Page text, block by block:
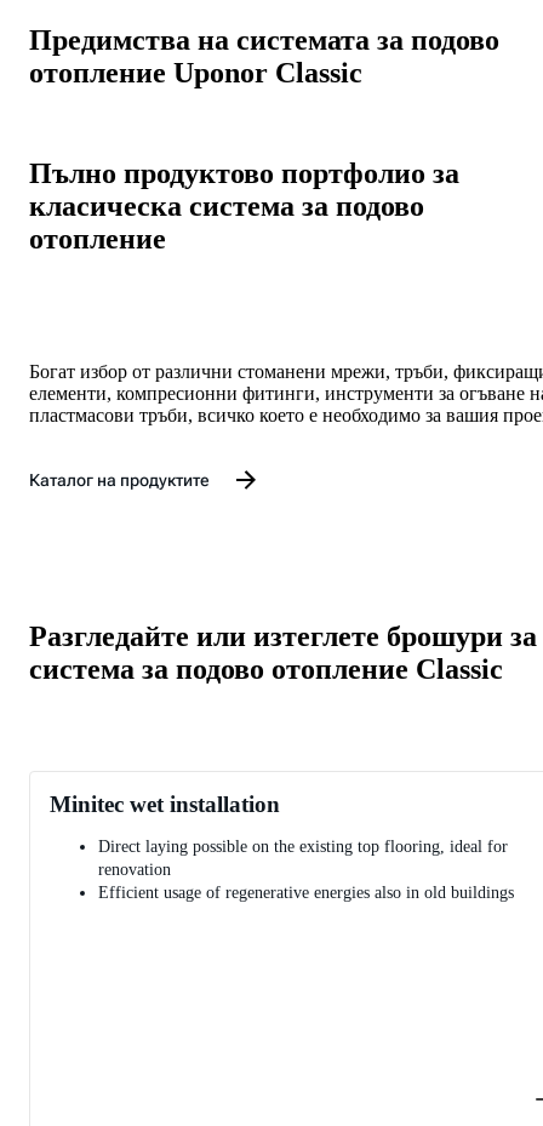
Предимства на системата за подово
отопление Uponor Classic
Пълно продуктово портфолио за
класическа система за подово
отопление
Богат избор от различни стоманени мрежи, тръби,
елементи, компресионни фитинги, инструменти за огъване
пластмасови тръби, всичко което е необходимо за вашия
Каталог на продуктите
Разгледайте или изтеглете брошури за
система за подово отопление Classic
Minitec wet installation
Direct laying possible on the existing top flooring, ideal for
renovation
Efficient usage of regenerative energies also in old buildings